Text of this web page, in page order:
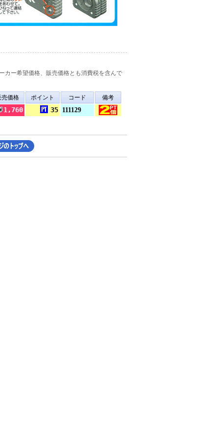
カー希望価格、販売価格とも消費税を含んで
売価格 ポイント コード 備考
1,760 35 111129